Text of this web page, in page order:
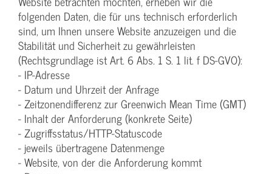
folgenden Daten, die für uns technisch erforderlich
sind, um Ihnen unsere Website anzuzeigen und die
Stabilität und Sicherheit zu gewährleisten
(Rechtsgrundlage ist Art. 6 Abs. 1 S. 1 lit. f DS-GVO):
- IP-Adresse
- Datum und Uhrzeit der Anfrage
- Zeitzonendifferenz zur Greenwich Mean Time (GMT)
- Inhalt der Anforderung (konkrete Seite)
- Zugriffsstatus/HTTP-Statuscode
- jeweils übertragene Datenmenge
- Website, von der die Anforderung kommt